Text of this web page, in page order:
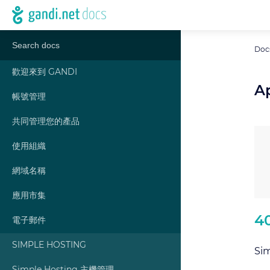
歡迎來到 GANDI
帳號管理
共同管理您的產品
使用組織
網域名稱
應用市集
電子郵件
SIMPLE HOSTING